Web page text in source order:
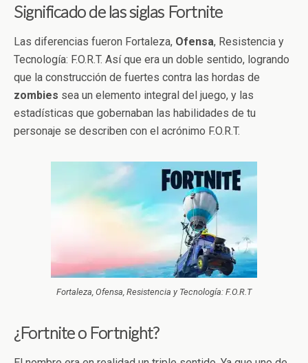
Significado de las siglas Fortnite
Las diferencias fueron Fortaleza, Ofensa, Resistencia y
Tecnología: F.O.R.T. Así que era un doble sentido, logrando
que la construcción de fuertes contra las hordas de
zombies sea un elemento integral del juego, y las
estadísticas que gobernaban las habilidades de tu
personaje se describen con el acrónimo F.O.R.T.
Fortaleza, Ofensa, Resistencia y Tecnología: F.O.R.T
¿Fortnite o Fortnight?